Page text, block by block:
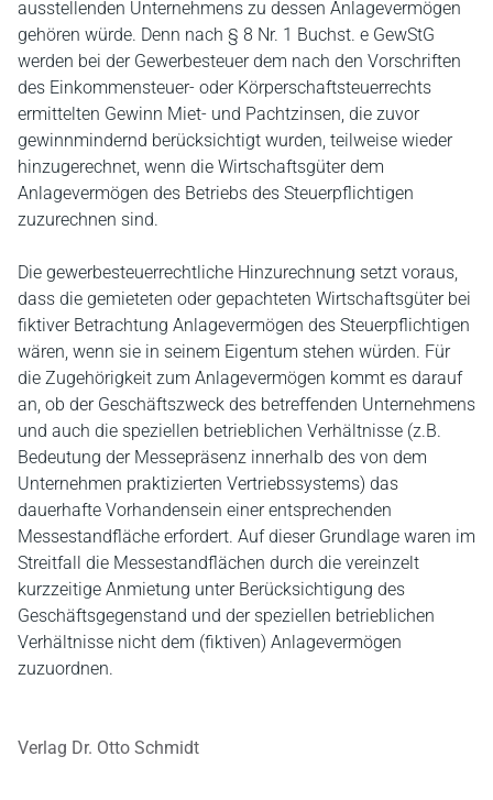
ausstellenden Unternehmens zu dessen Anlagevermögen
gehören würde. Denn nach § 8 Nr. 1 Buchst. e GewStG
werden bei der Gewerbesteuer dem nach den Vorschriften
des Einkommensteuer- oder Körperschaftsteuerrechts
ermittelten Gewinn Miet- und Pachtzinsen, die zuvor
gewinnmindernd berücksichtigt wurden, teilweise wieder
hinzugerechnet, wenn die Wirtschaftsgüter dem
Anlagevermögen des Betriebs des Steuerpflichtigen
zuzurechnen sind.
Die gewerbesteuerrechtliche Hinzurechnung setzt voraus,
dass die gemieteten oder gepachteten Wirtschaftsgüter bei
fiktiver Betrachtung Anlagevermögen des Steuerpflichtigen
wären, wenn sie in seinem Eigentum stehen würden. Für
die Zugehörigkeit zum Anlagevermögen kommt es darauf
an, ob der Geschäftszweck des betreffenden Unternehmens
und auch die speziellen betrieblichen Verhältnisse (z.B.
Bedeutung der Messepräsenz innerhalb des von dem
Unternehmen praktizierten Vertriebssystems) das
dauerhafte Vorhandensein einer entsprechenden
Messestandfläche erfordert. Auf dieser Grundlage waren im
Streitfall die Messestandflächen durch die vereinzelt
kurzzeitige Anmietung unter Berücksichtigung des
Geschäftsgegenstand und der speziellen betrieblichen
Verhältnisse nicht dem (fiktiven) Anlagevermögen
zuzuordnen.
Verlag Dr. Otto Schmidt